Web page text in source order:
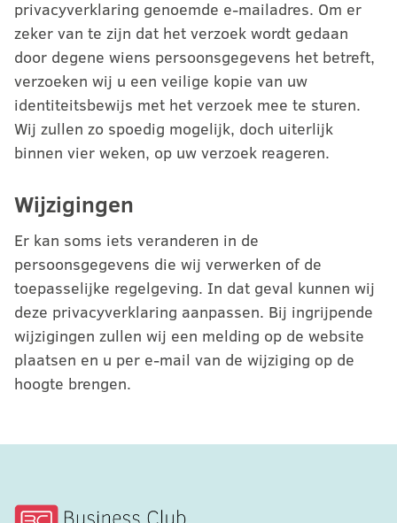
privacyverklaring genoemde e-mailadres. Om er
zeker van te zijn dat het verzoek wordt gedaan
door degene wiens persoonsgegevens het betreft,
verzoeken wij u een veilige kopie van uw
identiteitsbewijs met het verzoek mee te sturen.
Wij zullen zo spoedig mogelijk, doch uiterlijk
binnen vier weken, op uw verzoek reageren.
Wijzigingen
Er kan soms iets veranderen in de
persoonsgegevens die wij verwerken of de
toepasselijke regelgeving. In dat geval kunnen wij
deze privacyverklaring aanpassen. Bij ingrijpende
wijzigingen zullen wij een melding op de website
plaatsen en u per e-mail van de wijziging op de
hoogte brengen.